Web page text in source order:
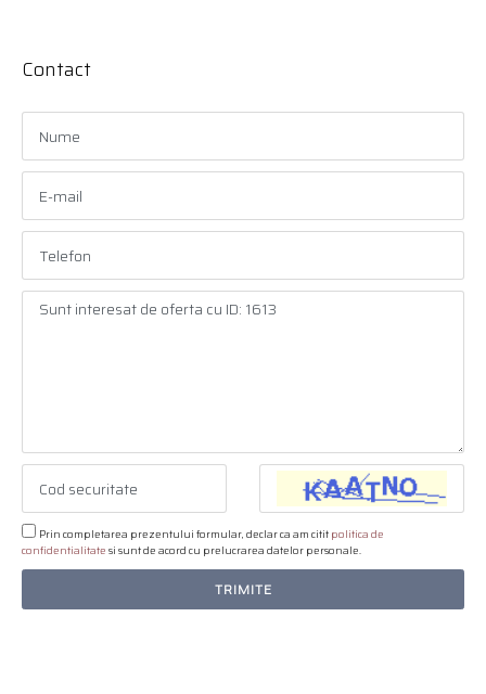
Contact
Prin completarea prezentului formular, declar ca am citit politica de
confidentialitate si sunt de acord cu prelucrarea datelor personale.
TRIMITE